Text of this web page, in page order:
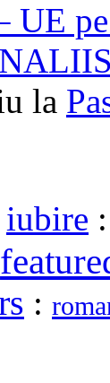
UE
la
iubire
: